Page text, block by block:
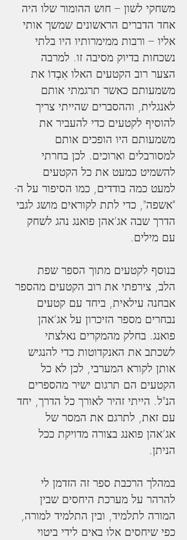
משחקי לשון – חוש ההומור שלו היה
אחד הדברים הראשונים שמשך אותי
אליו – ורבות ממימרותיו היו בלתי
נשכחות בדיוק מסיבה זו. למרבה
הצער רוב הקטעים האלו אִבְדוֹ את
משמעותם כאשר תרגמתי אותם
לאנגלית, וההסברים שהייתי צריך
להוסיף לקטעים כדי להעביר את
משמעותם היו הופכים אותם
למסורבלים וארוכים. לכן בחרתי
להשמיט כמעט את כל הקטעים
למעט כמה בודדים, כמו הסיפור על ה-
"אשפה", כדי לתת לקוראים מושג לגבי
הדרך שבה אג’אהן פואנג נהג לשחק
עם מילים.
בנוסף לקטעים מתוך הספר שפת
הלב, צירפתי את רוב הקטעים מהספר
אבחנה עילאית, ביחד עם קטעים
נבחרים מספר הזיכרון על אג’אהן
פואנג. בחלק מהמקרים נאלצתי
לשכתב את האנקדוטות כדי להנגיש
אותן לקורא המערבי, לכן לא כל
הקטעים הם תרגום ישיר מהספרים
הנ"ל. הייתי זהיר לאורך כל הדרך, יחד
עם זאת, לתרגם את המסר של
אג’אהן פואנג בצורה מדויקת ככל
הניתן.
במהלך הרכבת ספר זה הזדמן לי
להרהר על מערכת היחסים שבין
המורה לתלמיד, ובין התלמיד למורה,
כפי שיחסים אלו באים לידי ביטוי